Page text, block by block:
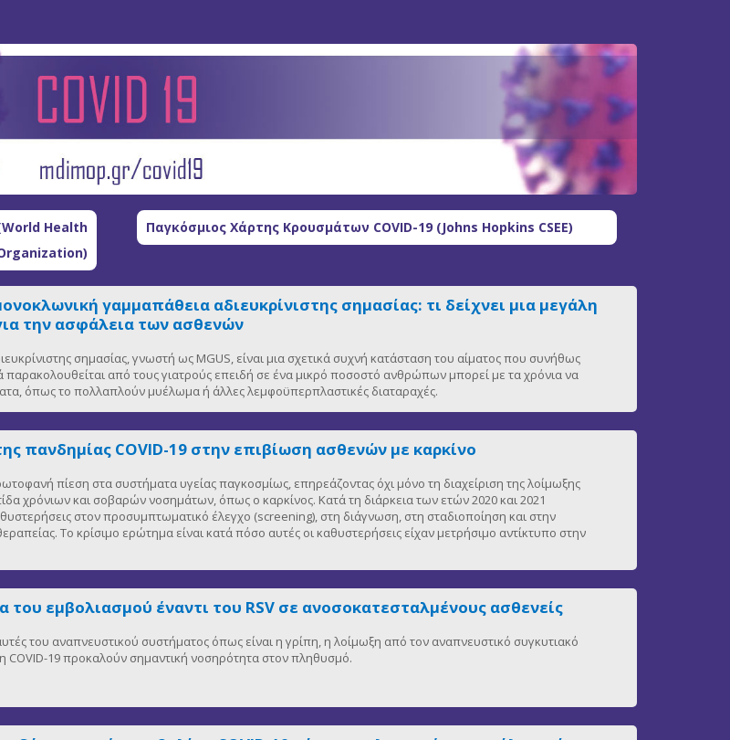
Health
Παγκόσμιος Χάρτης Κρουσμάτων COVID-19 (Johns Hopkins CSEE)
γαμμαπάθεια αδιευκρίνιστης σημασίας: τι δείχνει μια μεγάλη
την ασφάλεια των ασθενών
σημασίας, γνωστή ως MGUS, είναι μια σχετικά συχνή κατάσταση του αίματος που συνήθως
από τους γιατρούς επειδή σε ένα μικρό ποσοστό ανθρώπων μπορεί με τα χρόνια να
όπως το πολλαπλούν μυέλωμα ή άλλες λεμφοϋπερπλαστικές διαταραχές.
πανδημίας COVID-19 στην επιβίωση ασθενών με καρκίνο
πίεση στα συστήματα υγείας παγκοσμίως, επηρεάζοντας όχι μόνο τη διαχείριση της λοίμωξης
χρόνιων και σοβαρών νοσημάτων, όπως ο καρκίνος. Κατά τη διάρκεια των ετών 2020 και 2021
στον προσυμπτωματικό έλεγχο (screening), στη διάγνωση, στη σταδιοποίηση και στην
Το κρίσιμο ερώτημα είναι κατά πόσο αυτές οι καθυστερήσεις είχαν μετρήσιμο αντίκτυπο στην
εμβολιασμού έναντι του RSV σε ανοσοκατεσταλμένους ασθενείς
αυτές του αναπνευστικού συστήματος όπως είναι η γρίπη, η λοίμωξη από τον αναπνευστικό συγκυτιακό
η COVID-19 προκαλούν σημαντική νοσηρότητα στον πληθυσμό.